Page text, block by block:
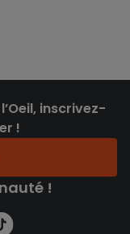
inscrivez-
!
!